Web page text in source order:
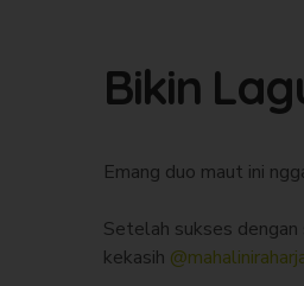
Bikin
Emang duo maut ini
Setelah sukses
kekasih